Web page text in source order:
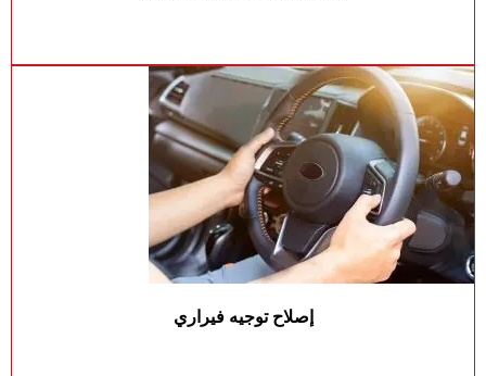
إصلاح توجيه فيراري